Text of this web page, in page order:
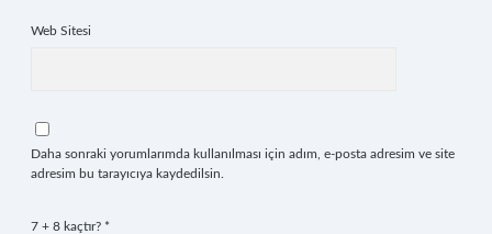
Web Sitesi
Daha sonraki yorumlarımda kullanılması için adım, e-posta adresim ve site
adresim bu tarayıcıya kaydedilsin.
7 + 8 kaçtır? *